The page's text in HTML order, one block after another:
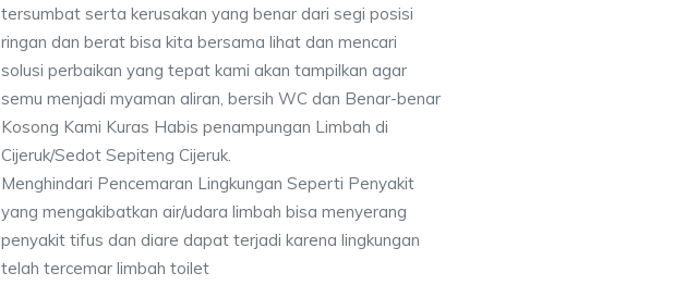
tersumbat serta kerusakan yang benar dari segi posisi
ringan dan berat bisa kita bersama lihat dan mencari
solusi perbaikan yang tepat kami akan tampilkan agar
semu menjadi myaman aliran, bersih WC dan Benar-benar
Kosong Kami Kuras Habis penampungan Limbah di
Cijeruk/Sedot Sepiteng Cijeruk.
Menghindari Pencemaran Lingkungan Seperti Penyakit
yang mengakibatkan air/udara limbah bisa menyerang
penyakit tifus dan diare dapat terjadi karena lingkungan
telah tercemar limbah toilet